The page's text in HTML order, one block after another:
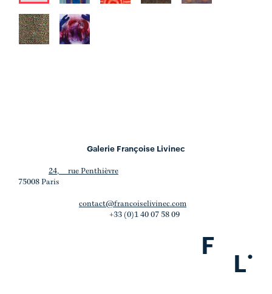
Galerie Françoise Livinec
24, rue Penthièvre
75008 Paris
contact@francoiselivinec.com
+33 (0)1 40 07 58 09
F
L.